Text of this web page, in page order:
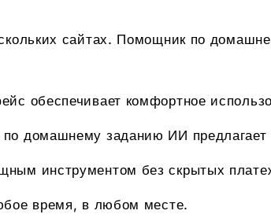
сайтах. Помощник по
обеспечивает комфортное
домашнему заданию ИИ предлагает
инструментом без скрытых
время, в любом месте.